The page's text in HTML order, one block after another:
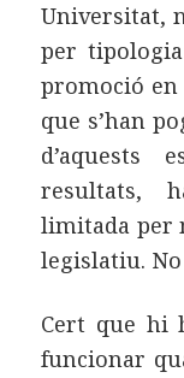
Universitat,
per
promoció
que s’han
d’aquests
resultats,
limitada per
legislatiu.
Cert que hi
funcionar